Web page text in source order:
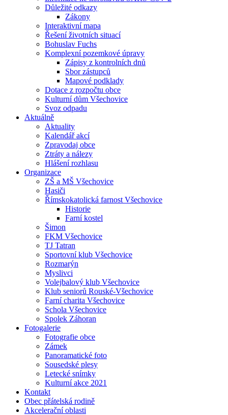
Důležité odkazy
Zákony
Interaktivní mapa
Řešení životních situací
Bohuslav Fuchs
Komplexní pozemkové úpravy
Zápisy z kontrolních dnů
Sbor zástupců
Mapové podklady
Dotace z rozpočtu obce
Kulturní dům Všechovice
Svoz odpadu
Aktuálně
Aktuality
Kalendář akcí
Zpravodaj obce
Ztráty a nálezy
Hlášení rozhlasu
Organizace
ZŠ a MŠ Všechovice
Hasiči
Římskokatolická farnost Všechovice
Historie
Farní kostel
Šimon
FKM Všechovice
TJ Tatran
Sportovní klub Všechovice
Rozmarýn
Myslivci
Volejbalový klub Všechovice
Klub seniorů Rouské-Všechovice
Farní charita Všechovice
Schola Všechovice
Spolek Záhoran
Fotogalerie
Fotografie obce
Zámek
Panoramatické foto
Sousedské plesy
Letecké snímky
Kulturní akce 2021
Kontakt
Obec přátelská rodině
Akcelerační oblasti